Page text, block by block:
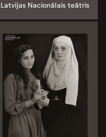
Latvijas Nacionālais teātris